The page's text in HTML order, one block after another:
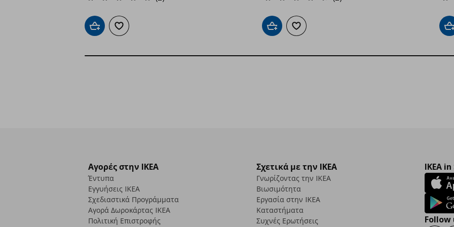
Προσθήκη στο καλάθι
Προσθήκη στα αγαπημένα Προσθήκη στο καλάθι
Προσθήκη στα αγαπημένα
Αγορές στην IKEA
Έντυπα
Εγγυήσεις IKEA
Σχεδιαστικά Προγράμματα
Αγορά Δωρoκάρτας IKEA
Πολιτική Επιστροφής
Σχετικά με την IKEA
Γνωρίζοντας την IKEA
Βιωσιμότητα
Εργασία στην IKEA
Καταστήματα
Συχνές Ερωτήσεις
IKEA
Follow